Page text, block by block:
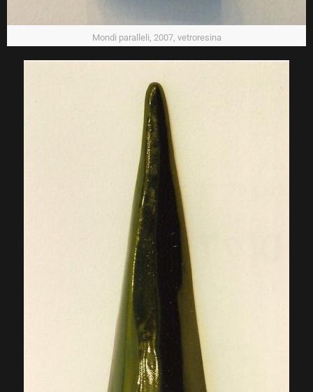
Mondi paralleli, 2007, vetroresina